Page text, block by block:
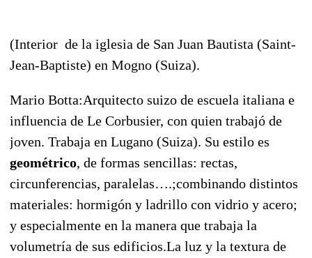
(Interior de la iglesia de San Juan Bautista (Saint-
Jean-Baptiste) en Mogno (Suiza).
Mario Botta:Arquitecto suizo de escuela italiana e
influencia de Le Corbusier, con quien trabajó de
joven. Trabaja en Lugano (Suiza). Su estilo es
geométrico, de formas sencillas: rectas,
circunferencias, paralelas….;combinando distintos
materiales: hormigón y ladrillo con vidrio y acero;
y especialmente en la manera que trabaja la
volumetría de sus edificios.La luz y la textura de